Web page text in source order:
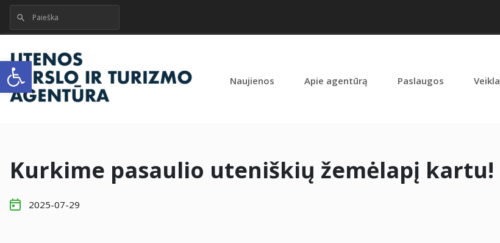
Open toolbar
Naujienos Apie agentūrą Paslaugos Veikla
Kurkime pasaulio uteniškių žemėlapį kartu!
2025-07-29